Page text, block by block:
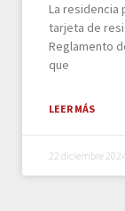
La residencia
tarjeta de
Reglamento
que
LEER MÁS
22 diciembre